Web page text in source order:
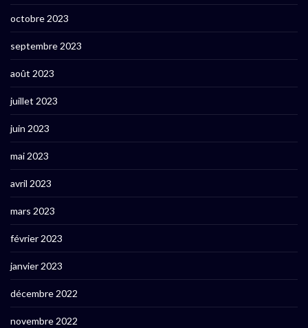
octobre 2023
septembre 2023
août 2023
juillet 2023
juin 2023
mai 2023
avril 2023
mars 2023
février 2023
janvier 2023
décembre 2022
novembre 2022